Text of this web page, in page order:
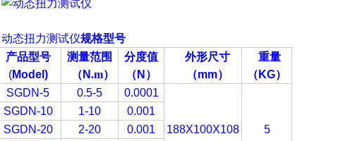
动态扭力测试仪规格型号
产品型号
(Model)
测量范围
（ N.m）
分度值
（N ）
外形尺寸
（mm）
重量
（KG）
SGDN-5
0.5-5 0.0001
188X100X108 5
SGDN-10 1-10
0.001
SGDN-20
2-20
0.001